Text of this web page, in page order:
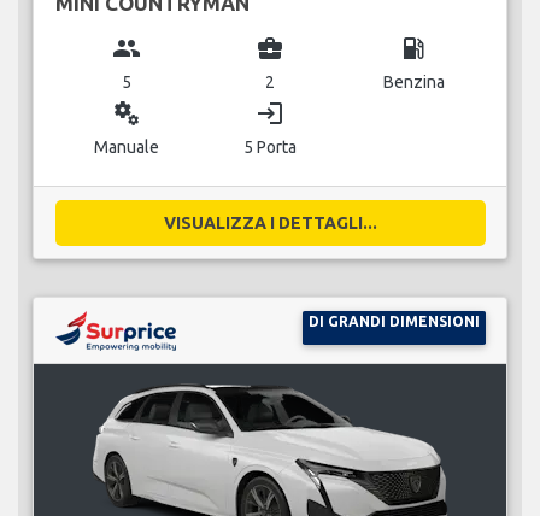
group
5
business_center
2
local_gas_station
Benzina
miscellaneous_services
Manuale
login
5 Porta
VISUALIZZA I DETTAGLI...
DI GRANDI DIMENSIONI